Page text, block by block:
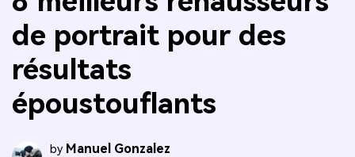
de portrait pour des
résultats
époustouflants
by Manuel Gonzalez